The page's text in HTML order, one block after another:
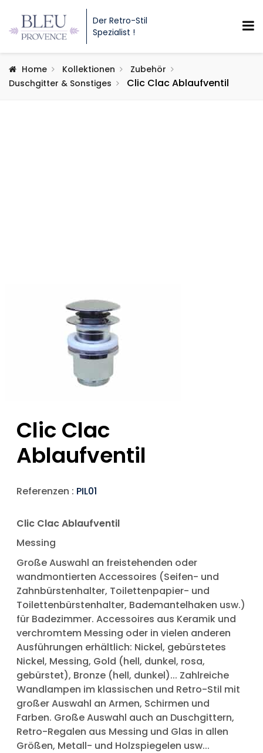
Der Retro-Stil
Spezialist !
Home Kollektionen
Zubehör
Duschgitter & Sonstiges
Clic Clac Ablaufventil
Clic Clac
Ablaufventil
Referenzen : PIL01
Clic Clac Ablaufventil
Messing
Große Auswahl an freistehenden oder
wandmontierten Accessoires (Seifen- und
Zahnbürstenhalter, Toilettenpapier- und
Toilettenbürstenhalter, Bademantelhaken usw.)
für Badezimmer. Accessoires aus Keramik und
verchromtem Messing oder in vielen anderen
Ausführungen erhältlich: Nickel, gebürstetes
Nickel, Messing, Gold (hell, dunkel, rosa,
gebürstet), Bronze (hell, dunkel)... Zahlreiche
Wandlampen im klassischen und Retro-Stil mit
großer Auswahl an Armen, Schirmen und
Farben. Große Auswahl auch an Duschgittern,
Retro-Regalen aus Messing und Glas in allen
Größen, Metall- und Holzspiegelen usw...